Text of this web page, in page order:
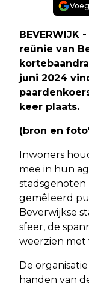
reünie van
juni 2024
keer plaats.
(bron en
Inwoners
mee in hun
gemêleerd
Beverwijkse
sfeer, de
weerzien met
De
handen van